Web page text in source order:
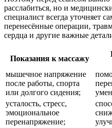
расслабиться, но и
специалист всегда уточняет
перенесённые операции,
сердца и другие важные
Показания к массажу
мышечное напряжение
после работы, спорта
или долгого сидения;
усталость, стресс,
эмоциональное
перенапряжение;